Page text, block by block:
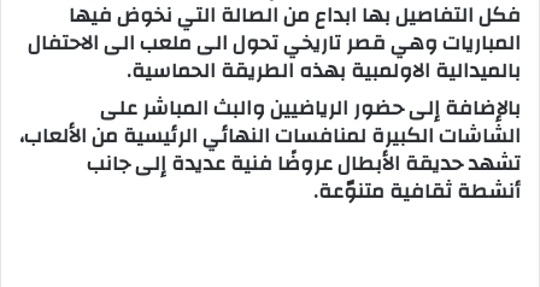
فكل التفاصيل بها ابداع من الصالة التي نخوض فيها
المباريات وهي قصر تاريخي تحول الى ملعب الى الاحتفال
بالميدالية الاولمبية بهذه الطريقة الحماسية.
بالإضافة إلى حضور الرياضيين والبث المباشر على
الشاشات الكبيرة لمنافسات النهائي الرئيسية من الألعاب،
تشهد حديقة الأبطال عروضًا فنية عديدة إلى جانب
أنشطة ثقافية متنوّعة.